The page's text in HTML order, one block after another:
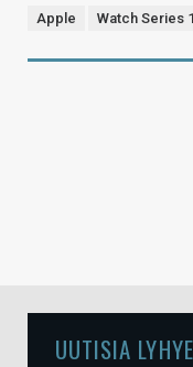
Apple Watch Series
UUTISIA